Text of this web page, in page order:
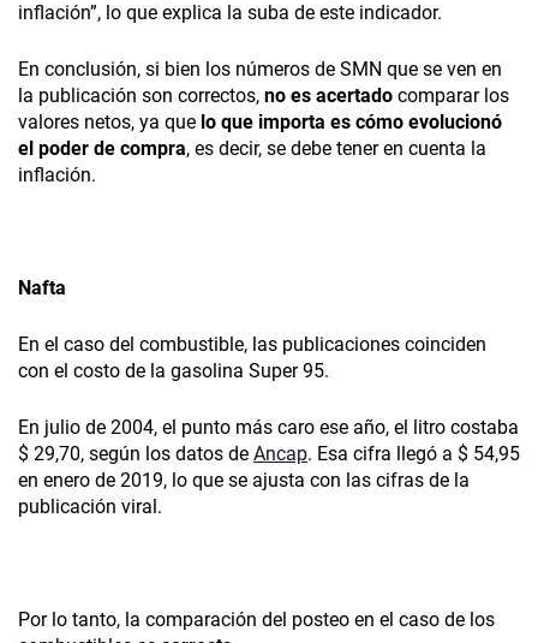
inflación”, lo que explica la suba de este indicador.
En conclusión, si bien los números de SMN que se ven en
la publicación son correctos, no es acertado comparar los
valores netos, ya que lo que importa es cómo evolucionó
el poder de compra, es decir, se debe tener en cuenta la
inflación.
Nafta
En el caso del combustible, las publicaciones coinciden
con el costo de la gasolina Super 95.
En julio de 2004, el punto más caro ese año, el litro costaba
$ 29,70, según los datos de Ancap. Esa cifra llegó a $ 54,95
en enero de 2019, lo que se ajusta con las cifras de la
publicación viral.
Por lo tanto, la comparación del posteo en el caso de los